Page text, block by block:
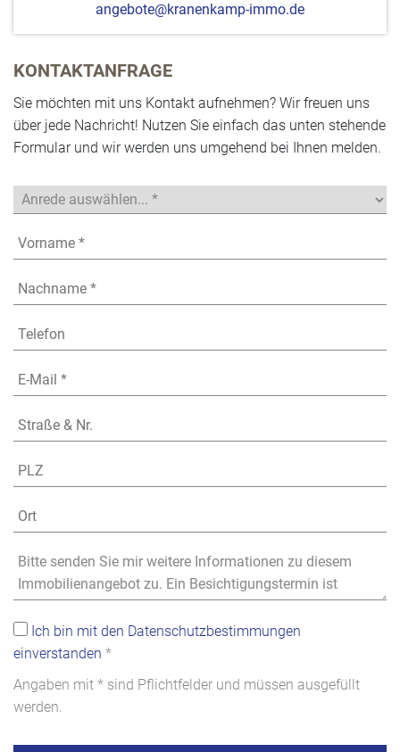
angebote@kranenkamp-immo.de
KONTAKTANFRAGE
Sie möchten mit uns Kontakt aufnehmen? Wir freuen uns
über jede Nachricht! Nutzen Sie einfach das unten stehende
Formular und wir werden uns umgehend bei Ihnen melden.
Ich bin mit den Datenschutzbestimmungen
einverstanden *
Angaben mit * sind Pflichtfelder und müssen ausgefüllt
werden.